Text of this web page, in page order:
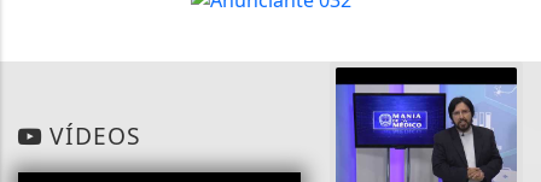
VÍDEOS